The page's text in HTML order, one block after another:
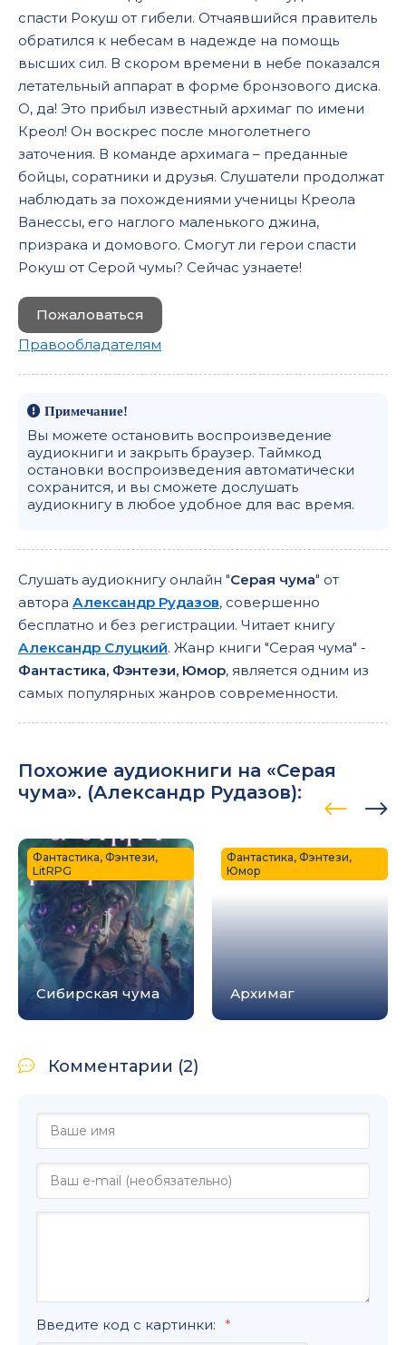
30
32
33
34
35
37
спасти Рокуш от гибели. Отчаявшийся правитель
обратился к небесам в надежде на помощь
высших сил. В скором времени в небе показался
летательный аппарат в форме бронзового диска.
О, да! Это прибыл известный архимаг по имени
Креол! Он воскрес после многолетнего
заточения. В команде архимага – преданные
бойцы, соратники и друзья. Слушатели продолжат
наблюдать за похождениями ученицы Креола
Ванессы, его наглого маленького джина,
призрака и домового. Смогут ли герои спасти
Рокуш от Серой чумы? Сейчас узнаете!
Пожаловаться
Правообладателям
Примечание!
Вы можете остановить воспроизведение
аудиокниги и закрыть браузер. Таймкод
остановки воспроизведения автоматически
сохранится, и вы сможете дослушать
аудиокнигу в любое удобное для вас время.
Слушать аудиокнигу онлайн "Серая чума" от
автора Александр Рудазов, совершенно
бесплатно и без регистрации. Читает книгу
Александр Слуцкий. Жанр книги "Серая чума" -
Фантастика, Фэнтези, Юмор, является одним из
самых популярных жанров современности.
Похожие аудиокниги на «Серая
чума». (Александр Рудазов):
Сибирская чума
Фантастика, Фэнтези,
LitRPG
Архимаг
Фантастика, Фэнтези,
Юмор
Комментарии (2)
Введите код с картинки: